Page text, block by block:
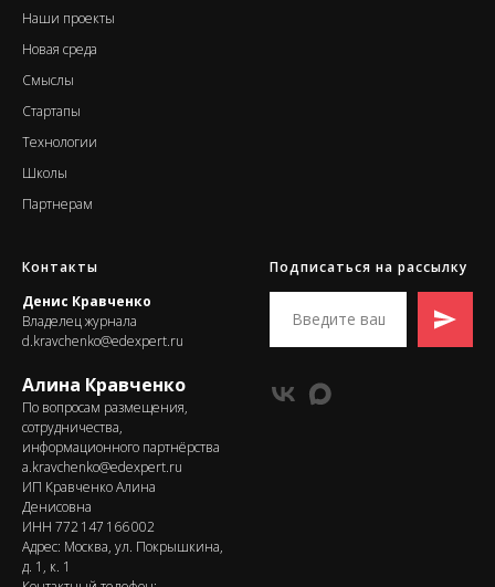
Наши проекты
Новая среда
Смыслы
Стартапы
Технологии
Школы
Партнерам
Контакты
Денис Кравченко
Владелец журнала
d.kravchenko@edexpert.ru
Алина Кравченко
По вопросам размещения,
сотрудничества,
информационного партнёрства
a.kravchenko@edexpert.ru
ИП Кравченко Алина
Денисовна
ИНН 772 147 166 002
Адрес: Москва, ул. Покрышкина,
д. 1, к. 1
Подписаться на рассылку